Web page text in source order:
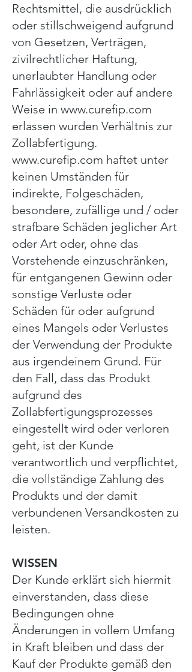
Rechtsmittel, die ausdrücklich
oder stillschweigend aufgrund
von Gesetzen, Verträgen,
zivilrechtlicher Haftung,
unerlaubter Handlung oder
Fahrlässigkeit oder auf andere
Weise in www.curefip.com
erlassen wurden Verhältnis zur
Zollabfertigung.
www.curefip.com haftet unter
keinen Umständen für
indirekte, Folgeschäden,
besondere, zufällige und / oder
strafbare Schäden jeglicher Art
oder Art oder, ohne das
Vorstehende einzuschränken,
für entgangenen Gewinn oder
sonstige Verluste oder
Schäden für oder aufgrund
eines Mangels oder Verlustes
der Verwendung der Produkte
aus irgendeinem Grund. Für
den Fall, dass das Produkt
aufgrund des
Zollabfertigungsprozesses
eingestellt wird oder verloren
geht, ist der Kunde
verantwortlich und verpflichtet,
die vollständige Zahlung des
Produkts und der damit
verbundenen Versandkosten zu
leisten.
WISSEN
Der Kunde erklärt sich hiermit
einverstanden, dass diese
Bedingungen ohne
Änderungen in vollem Umfang
in Kraft bleiben und dass der
Kauf der Produkte gemäß den